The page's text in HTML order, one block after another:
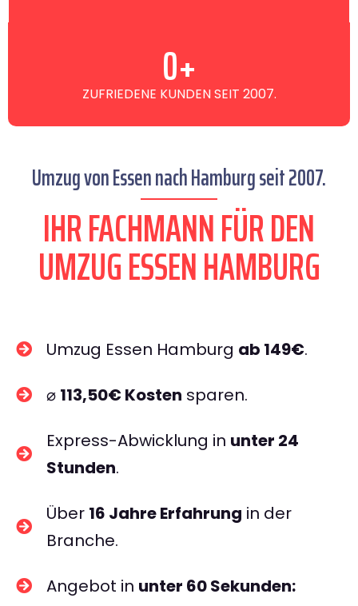
ZUFRIEDENE KUNDEN SEIT 2007.
0+
Umzug von Essen nach Hamburg seit 2007.
IHR FACHMANN FÜR DEN
UMZUG ESSEN HAMBURG
Umzug Essen Hamburg ab 149€.
⌀ 113,50€ Kosten sparen.
Express-Abwicklung in unter 24
Stunden.
Über 16 Jahre Erfahrung in der
Branche.
Angebot in unter 60 Sekunden: